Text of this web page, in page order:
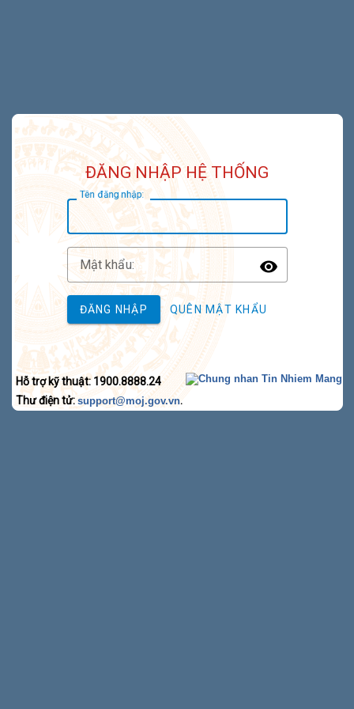
ĐĂNG NHẬP HỆ THỐNG
Tên đăng nhập:
Mật khẩu:
Toggle
ĐĂNG NHẬP QUÊN MẬT KHẨU
Hỗ trợ kỹ thuật: 1900.8888.24
Thư điện tử: support@moj.gov.vn.